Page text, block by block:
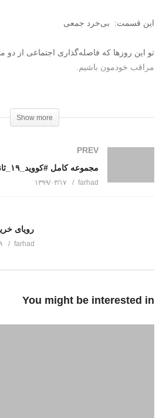
این قسمت: بی‌خرد جمعی
تو این روزها که فاصله‌گذاری اجتماعی از دو
مراقب خودمون باشیم.
عضویت در کانال تلگرام دیرین دیرین https://t.me/dirindirin
بـرای دانلود کـلیـــک کنـیـد
Show more
PREV
مجموعه کامل #کووید_۱۹_ثانیه
farhad ۱۳۹۹/۰۳/۱۷
رویای
farhad
You might be interested in